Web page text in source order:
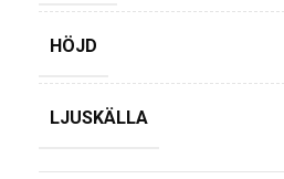
HÖJD
LJUSKÄLLA